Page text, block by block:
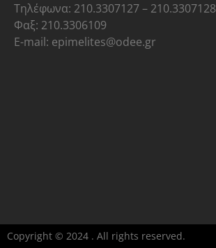
Τηλέφωνα: 210.3307127 – 210.3307128
Φαξ: 210.3306109
E-mail: epimelites@odee.gr
Copyright © 2024 . All rights reserved.